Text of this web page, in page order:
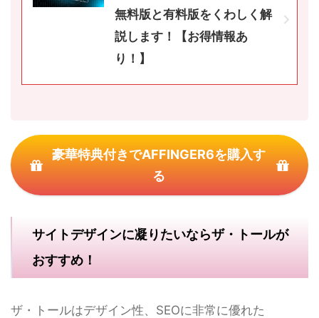
無料版と有料版をくわしく解
説します！【お得情報あ
り！】
豪華特典付きでAFFINGER6を購入す
る
サイトデザインに凝りたいならザ・トールが
おすすめ！
ザ・トールはデザイン性、SEOに非常に優れた